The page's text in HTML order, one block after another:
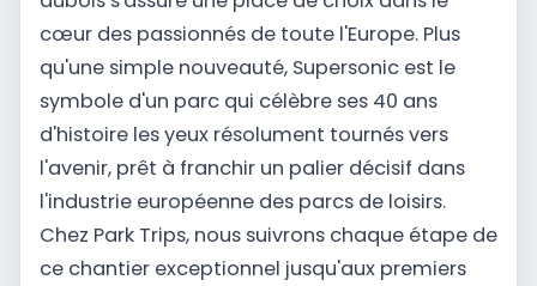
cœur des passionnés de toute l'Europe. Plus
qu'une simple nouveauté, Supersonic est le
symbole d'un parc qui célèbre ses 40 ans
d'histoire les yeux résolument tournés vers
l'avenir, prêt à franchir un palier décisif dans
l'industrie européenne des parcs de loisirs.
Chez Park Trips, nous suivrons chaque étape de
ce chantier exceptionnel jusqu'aux premiers